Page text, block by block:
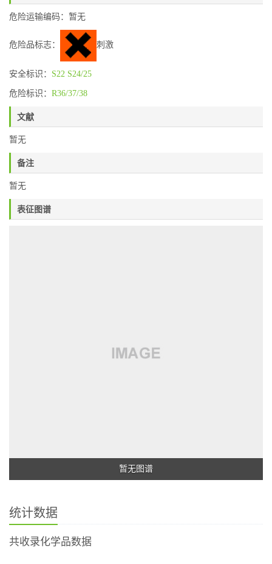
危险运输编码：暂无
危险品标志： 刺激
安全标识： S22 S24/25
危险标识： R36/37/38
文献
暂无
备注
暂无
表征图谱
暂无图谱
统计数据
共收录化学品数据